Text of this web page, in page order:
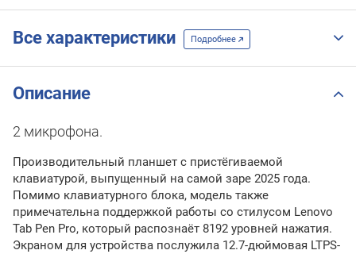
Все характеристики Подробнее
Описание
2 микрофона.
Производительный планшет с пристёгиваемой
клавиатурой, выпущенный на самой заре 2025 года.
Помимо клавиатурного блока, модель также
примечательна поддержкой работы со стилусом Lenovo
Tab Pen Pro, который распознаёт 8192 уровней нажатия.
Экраном для устройства послужила 12.7-дюймовая LTPS-